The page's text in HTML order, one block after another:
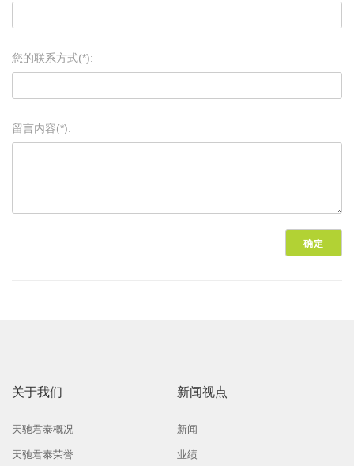
您的联系方式(*):
留言内容(*):
关于我们
天驰君泰概况
天驰君泰荣誉
新闻视点
新闻
业绩